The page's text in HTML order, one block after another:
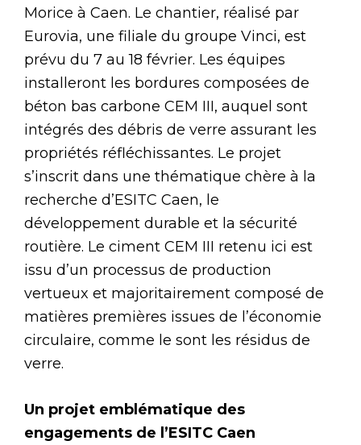
Morice à Caen. Le chantier, réalisé par
Eurovia, une filiale du groupe Vinci, est
prévu du 7 au 18 février. Les équipes
installeront les bordures composées de
béton bas carbone CEM III, auquel sont
intégrés des débris de verre assurant les
propriétés réfléchissantes. Le projet
s’inscrit dans une thématique chère à la
recherche d’ESITC Caen, le
développement durable et la sécurité
routière. Le ciment CEM III retenu ici est
issu d’un processus de production
vertueux et majoritairement composé de
matières premières issues de l’économie
circulaire, comme le sont les résidus de
verre.
Un projet emblématique des
engagements de l’ESITC Caen